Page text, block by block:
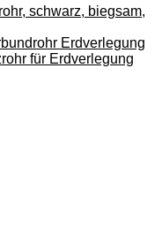
schwarz, biegsam,
Erdverlegung
für Erdverlegung